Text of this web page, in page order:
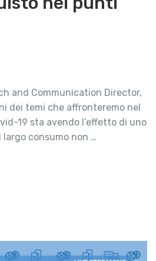
and Communication Director,
dei temi che affronteremo nel
19 sta avendo l’effetto di uno
largo consumo non …